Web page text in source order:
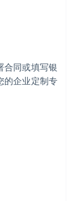
合同或填写银
的企业定制专